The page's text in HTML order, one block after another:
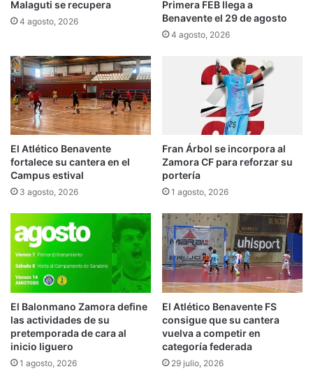
Malaguti se recupera
4 agosto, 2026
Primera FEB llega a
Benavente el 29 de agosto
4 agosto, 2026
El Atlético Benavente
fortalece su cantera en el
Campus estival
3 agosto, 2026
Fran Árbol se incorpora al
Zamora CF para reforzar su
portería
1 agosto, 2026
El Balonmano Zamora define
las actividades de su
pretemporada de cara al
inicio liguero
1 agosto, 2026
El Atlético Benavente FS
consigue que su cantera
vuelva a competir en
categoría federada
29 julio, 2026